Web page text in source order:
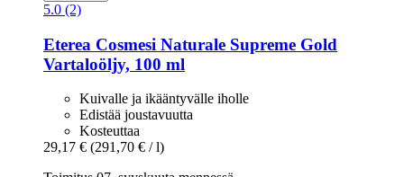
5.0 (2)
Eterea Cosmesi Naturale Supreme Gold
Vartaloöljy, 100 ml
Kuivalle ja ikääntyvälle iholle
Edistää joustavuutta
Kosteuttaa
29,17 € (291,70 € / l)